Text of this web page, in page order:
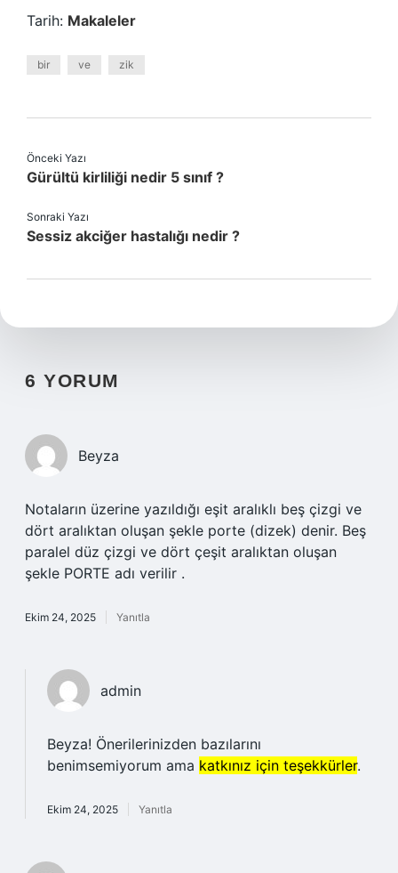
Tarih: Makaleler
bir ve zik
Önceki Yazı
Gürültü kirliliği nedir 5 sınıf ?
Sonraki Yazı
Sessiz akciğer hastalığı nedir ?
6 YORUM
Beyza
Notaların üzerine yazıldığı eşit aralıklı beş çizgi ve
dört aralıktan oluşan şekle porte (dizek) denir. Beş
paralel düz çizgi ve dört çeşit aralıktan oluşan
şekle PORTE adı verilir .
Ekim 24, 2025 Yanıtla
admin
Beyza! Önerilerinizden bazılarını
benimsemiyorum ama katkınız için teşekkürler.
Ekim 24, 2025 Yanıtla